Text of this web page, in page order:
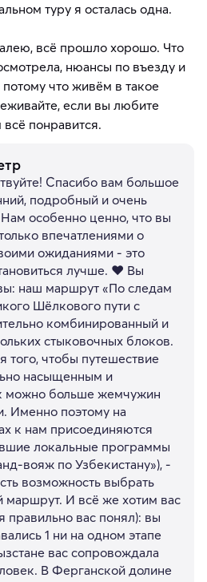
туру я осталась одна.
всё прошло хорошо. Что
нюансы по въезду и
что живём в такое
если вы любите
всё понравится.
Спасибо вам большое
подробный и очень
особенно ценно, что вы
впечатлениями о
ожиданиями - это
лучше. ❤️ Вы
наш маршрут «По следам
Шёлкового пути с
комбинированный и
стыковочных блоков.
того, чтобы путешествие
насыщенным и
можно больше жемчужин
Именно поэтому на
к нам присоединяются
локальные программы
вояж по Узбекистану»), -
возможность выбрать
маршрут. И всё же хотим вас
правильно вас понял): вы
1 ни на одном этапе
вас сопровождала
В Ферганской долине